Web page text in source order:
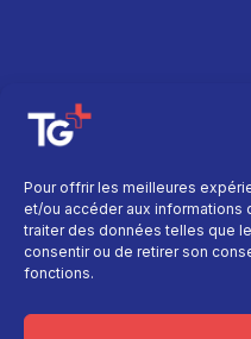
Pour offrir les meilleures
et/ou accéder aux informations
traiter des données telles que
consentir ou de retirer son
fonctions.